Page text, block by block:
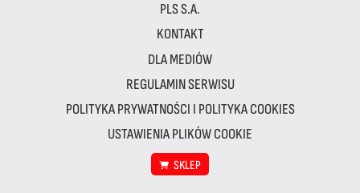
PLS S.A.
KONTAKT
DLA MEDIÓW
REGULAMIN SERWISU
POLITYKA PRYWATNOŚCI I POLITYKA COOKIES
USTAWIENIA PLIKÓW COOKIE
SKLEP